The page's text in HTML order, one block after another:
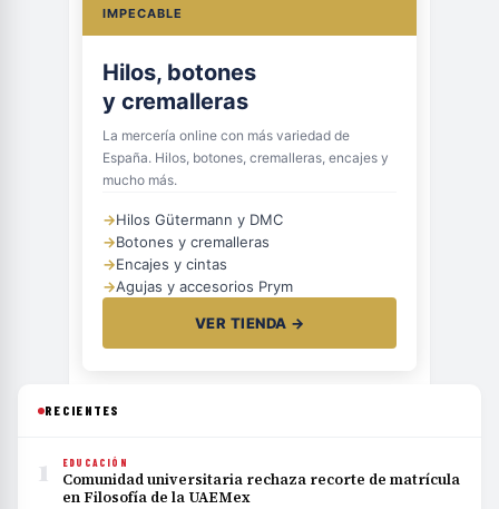
IMPECABLE
Hilos, botones
y cremalleras
La mercería online con más variedad de
España. Hilos, botones, cremalleras, encajes y
mucho más.
→Hilos Gütermann y DMC
→Botones y cremalleras
→Encajes y cintas
→Agujas y accesorios Prym
VER TIENDA →
RECIENTES
1 EDUCACIÓN
Comunidad universitaria rechaza recorte de matrícula
en Filosofía de la UAEMex